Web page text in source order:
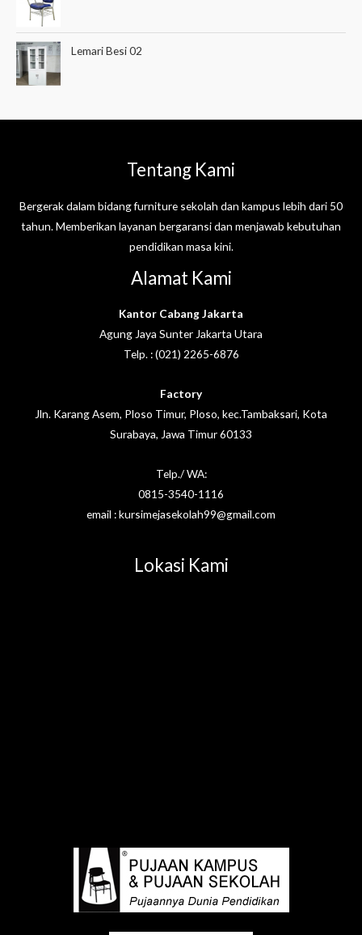
Lemari Besi 02
Tentang Kami
Bergerak dalam bidang furniture sekolah dan kampus lebih dari 50
tahun. Memberikan layanan bergaransi dan menjawab kebutuhan
pendidikan masa kini.
Alamat Kami
Kantor Cabang Jakarta
Agung Jaya Sunter Jakarta Utara
Telp. : (021) 2265-6876
Factory
Jln. Karang Asem, Ploso Timur, Ploso, kec.Tambaksari, Kota
Surabaya, Jawa Timur 60133
Telp./ WA:
0815-3540-1116
email : kursimejasekolah99@gmail.com
Lokasi Kami